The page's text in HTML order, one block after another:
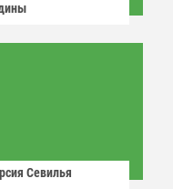
Севилья